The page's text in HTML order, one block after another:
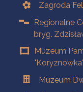
Zagroda
Regionalne
bryg.
Muzeum
Muzeum